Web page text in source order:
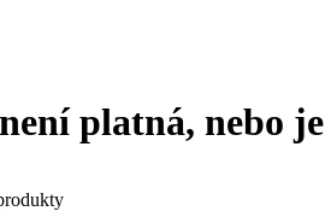
platná, nebo je